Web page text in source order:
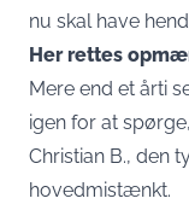
nu skal have
Her rettes
Mere end et årti
igen for at
Christian B., den
hovedmistænkt.